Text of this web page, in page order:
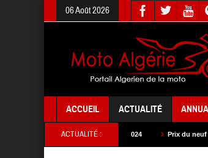
06 Août 2026
ACCUEIL ACTUALITÉ
ACTUALITÉ :
Prix du neuf – SYM 2024 Prix du neuf – BMW Motorrad